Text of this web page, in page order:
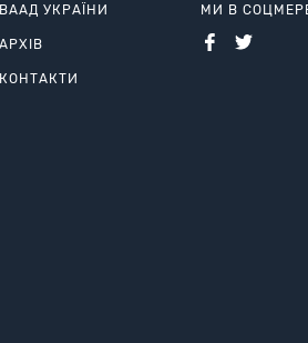
ВААД УКРАЇНИ
АРХІВ
КОНТАКТИ
МИ В